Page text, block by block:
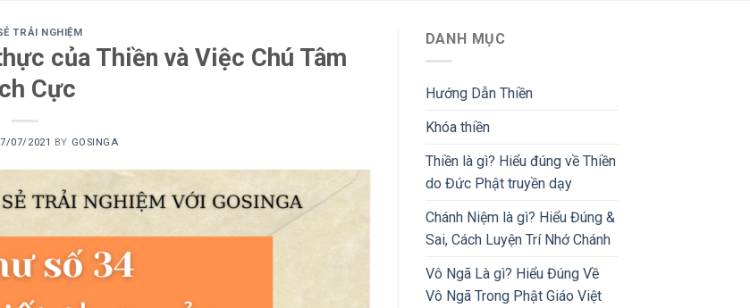
TRẢI NGHIỆM
của Thiền và Việc Chú Tâm
Cực
07/2021 BY GOSINGA
DANH MỤC
Hướng Dẫn Thiền
Khóa thiền
Thiền là gì? Hiểu đúng về Thiền
do Đức Phật truyền dạy
Chánh Niệm là gì? Hiểu Đúng &
Sai, Cách Luyện Trí Nhớ Chánh
Vô Ngã Là gì? Hiểu Đúng Về
Vô Ngã Trong Phật Giáo Việt